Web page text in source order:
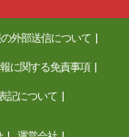
外部送信について
に関する免責事項
記について